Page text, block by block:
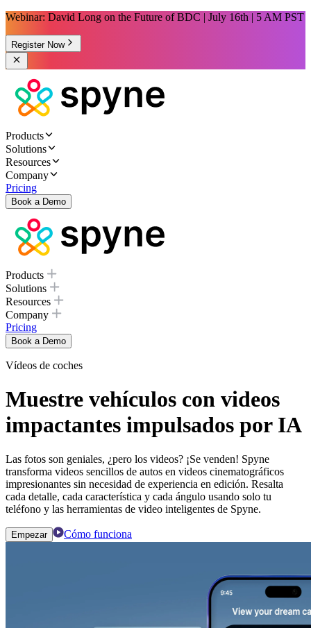
Webinar: David Long on the Future of BDC | July 16th | 5 AM PST
Register Now
Products
Solutions
Resources
Company
Pricing
Book a Demo
Products
Solutions
Resources
Company
Pricing
Book a Demo
Vídeos de coches
Muestre vehículos con videos
impactantes impulsados ​​por IA
Las fotos son geniales, ¿pero los videos? ¡Se venden! Spyne
transforma videos sencillos de autos en videos cinematográficos
impresionantes sin necesidad de experiencia en edición. Resalta
cada detalle, cada característica y cada ángulo usando solo tu
teléfono y las herramientas de video inteligentes de Spyne.
Empezar Cómo funciona